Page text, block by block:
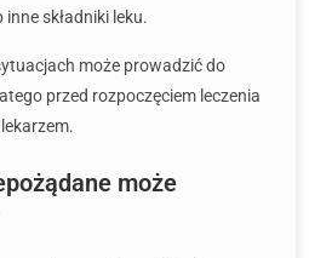
składniki leku.
może prowadzić do
przed rozpoczęciem leczenia
może